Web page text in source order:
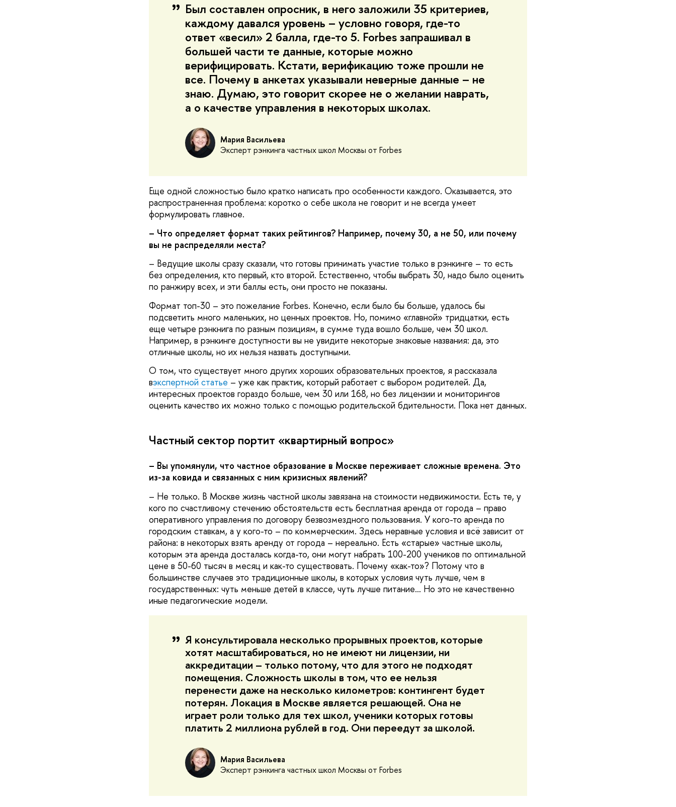
Был составлен опросник, в него заложили 35 критериев,
каждому давался уровень – условно говоря, где-то
ответ «весил» 2 балла, где-то 5. Forbes запрашивал в
большей части те данные, которые можно
верифицировать. Кстати, верификацию тоже прошли не
все. Почему в анкетах указывали неверные данные – не
знаю. Думаю, это говорит скорее не о желании наврать,
а о качестве управления в некоторых школах.
Мария Васильева
Эксперт рэнкинга частных школ Москвы от Forbes
Еще одной сложностью было кратко написать про особенности каждого. Оказывается, это
распространенная проблема: коротко о себе школа не говорит и не всегда умеет
формулировать главное.
– Что определяет формат таких рейтингов? Например, почему 30, а не 50, или почему
вы не распределяли места?
– Ведущие школы сразу сказали, что готовы принимать участие только в рэнкинге – то есть
без определения, кто первый, кто второй. Естественно, чтобы выбрать 30, надо было оценить
по ранжиру всех, и эти баллы есть, они просто не показаны.
Формат топ-30 – это пожелание Forbes. Конечно, если было бы больше, удалось бы
подсветить много маленьких, но ценных проектов. Но, помимо «главной» тридцатки, есть
еще четыре рэнкнига по разным позициям, в сумме туда вошло больше, чем 30 школ.
Например, в рэнкинге доступности вы не увидите некоторые знаковые названия: да, это
отличные школы, но их нельзя назвать доступными.
О том, что существует много других хороших образовательных проектов, я рассказала
вэкспертной статье – уже как практик, который работает с выбором родителей. Да,
интересных проектов гораздо больше, чем 30 или 168, но без лицензии и мониторингов
оценить качество их можно только с помощью родительской бдительности. Пока нет данных.
Частный сектор портит «квартирный вопрос»
– Вы упомянули, что частное образование в Москве переживает сложные времена. Это
из-за ковида и связанных с ним кризисных явлений?
– Не только. В Москве жизнь частной школы завязана на стоимости недвижимости. Есть те, у
кого по счастливому стечению обстоятельств есть бесплатная аренда от города – право
оперативного управления по договору безвозмездного пользования. У кого-то аренда по
городским ставкам, а у кого-то – по коммерческим. Здесь неравные условия и всё зависит от
района: в некоторых взять аренду от города – нереально. Есть «старые» частные школы,
которым эта аренда досталась когда-то, они могут набрать 100-200 учеников по оптимальной
цене в 50-60 тысяч в месяц и как-то существовать. Почему «как-то»? Потому что в
большинстве случаев это традиционные школы, в которых условия чуть лучше, чем в
государственных: чуть меньше детей в классе, чуть лучше питание… Но это не качественно
иные педагогические модели.
Я консультировала несколько прорывных проектов, которые
хотят масштабироваться, но не имеют ни лицензии, ни
аккредитации – только потому, что для этого не подходят
помещения. Сложность школы в том, что ее нельзя
перенести даже на несколько километров: контингент будет
потерян. Локация в Москве является решающей. Она не
играет роли только для тех школ, ученики которых готовы
платить 2 миллиона рублей в год. Они переедут за школой.
Мария Васильева
Эксперт рэнкинга частных школ Москвы от Forbes